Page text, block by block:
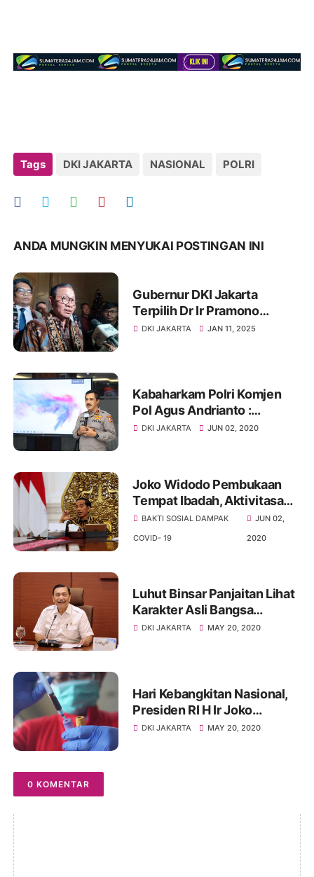
Tags DKI JAKARTA NASIONAL POLRI
ANDA MUNGKIN MENYUKAI POSTINGAN INI
Gubernur DKI Jakarta
Terpilih Dr Ir Pramono
Anung, MM Tegas
DKI JAKARTA JAN 11, 2025
Kabaharkam Polri Komjen
Pol Agus Andrianto :
Pancasila Tondi Bangsa
DKI JAKARTA JUN 02, 2020
Joko Widodo Pembukaan
Tempat Ibadah, Aktivitasa
Ekonomi Dan Sekolah
Melalui Tahapan Ketat
BAKTI SOSIAL DAMPAK
COVID- 19
JUN 02,
2020
Luhut Binsar Panjaitan Lihat
Karakter Asli Bangsa
Indonesia Muncul Saat
DKI JAKARTA MAY 20, 2020
Hari Kebangkitan Nasional,
Presiden RI H Ir Joko
Widodo Luncurkan Rapid
DKI JAKARTA MAY 20, 2020
0 KOMENTAR